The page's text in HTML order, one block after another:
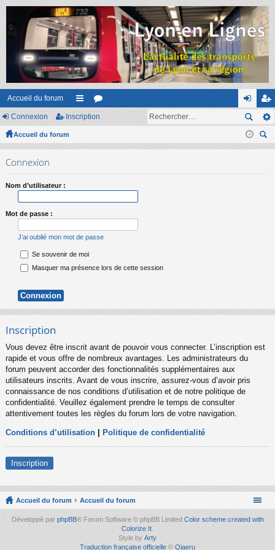
Accueil du forum
ac
s
or on
ne
ns
cri
Connexion Inscription
Accueil du forum
ec
Connexion
Nom d’utilisateur :
Mot de passe :
J’ai oublié mon mot de passe
Se souvenir de moi
Masquer ma présence lors de cette session
Inscription
Vous devez être inscrit avant de pouvoir vous connecter. L’inscription est
rapide et vous offre de nombreux avantages. Les administrateurs du
forum peuvent accorder des fonctionnalités supplémentaires aux
utilisateurs inscrits. Avant de vous inscrire, assurez-vous d’avoir pris
connaissance de nos conditions d’utilisation et de notre politique de
confidentialité. Veuillez également prendre le temps de consulter
attentivement toutes les règles du forum lors de votre navigation.
Conditions d’utilisation Politique de confidentialité
Inscription
Accueil du forum Accueil du forum
Développé par phpBB® Forum Software © phpBB Limited Color scheme created with
Colorize It.
Style by Arty
Traduction française officielle © Qiaeru